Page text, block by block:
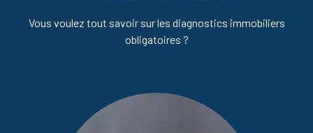
Vous voulez tout savoir sur les diagnostics immobiliers
obligatoires ?